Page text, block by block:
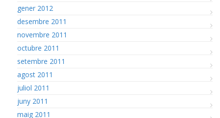
gener 2012
desembre 2011
novembre 2011
octubre 2011
setembre 2011
agost 2011
juliol 2011
juny 2011
maig 2011